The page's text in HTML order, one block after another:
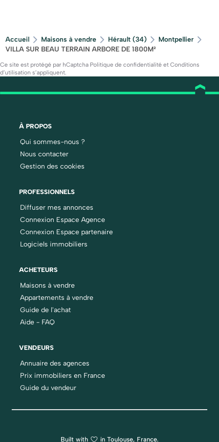
Accueil Maisons à vendre Hérault (34)
Montpellier
VILLA SUR BEAU TERRAIN ARBORE DE 1800M²
Ce site est protégé par hCaptcha Politique de confidentialité et Conditions
d’utilisation s’appliquent.
À PROPOS
Qui sommes-nous ?
Nous contacter
Gestion des cookies
PROFESSIONNELS
Diffuser mes annonces
Connexion Espace Agence
Connexion Espace partenaire
Logiciels immobiliers
ACHETEURS
Maisons à vendre
Appartements à vendre
Guide de l'achat
Aide - FAQ
VENDEURS
Annuaire des agences
Prix immobiliers en France
Guide du vendeur
Built with in Toulouse, France.